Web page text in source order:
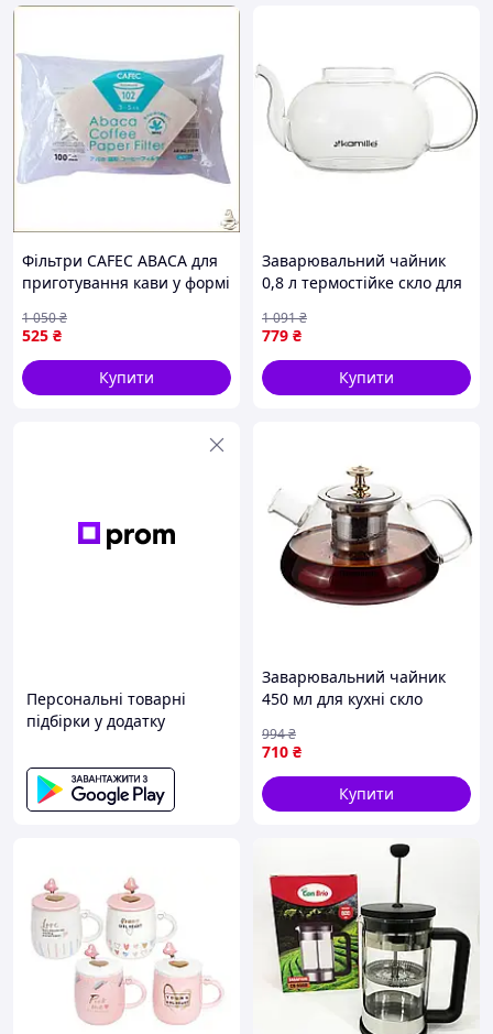
Фільтри CAFEC ABACA для
приготування кави у формі
папір
525 ₴
1 050₴
Купити
Заварювальний чайник
0,8 л термостійке скло для
10509
779 ₴
1 091₴
Купити
Персональні товарні
підбірки у додатку
Заварювальний чайник
450 мл для кухні скло
10431
710 ₴
994₴
Купити